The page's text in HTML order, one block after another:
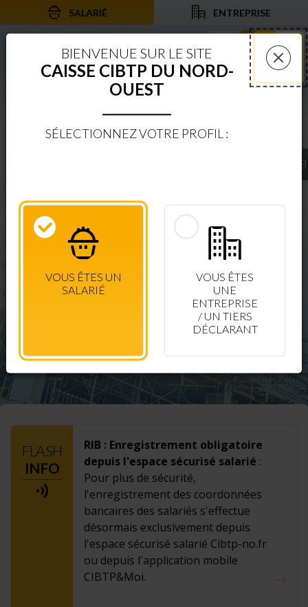
Aller au contenu
Aller à la recherche
Aller à la navigation
SALARIÉ ENTREPRISE
Rechercher sur
Services
ESPACE SÉCURISÉ
CONSULTEZ VOS DROITS EN TEMPS RÉEL
CONNEXION SALARIÉ + D'INFOS
FLASH
INFO
RIB : Enregistrement obligatoire
depuis l'espace sécurisé salarié :
Pour plus de sécurité,
l'enregistrement des coordonnées
bancaires des salariés s'effectue
désormais exclusivement depuis
l'espace sécurisé salarié Cibtp-no.fr
ou depuis l'application mobile
CIBTP&Moi.
BIENVENUE SUR LE SITE
CAISSE CIBTP DU NORD-
OUEST
SÉLECTIONNEZ VOTRE PROFIL :
VOUS ÊTES UN
SALARIÉ
VOUS ÊTES
UNE
ENTREPRISE
/ UN TIERS
DÉCLARANT